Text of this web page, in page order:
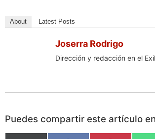
About Latest Posts
Joserra Rodrigo
Dirección y redacción en el
Puedes compartir este artículo